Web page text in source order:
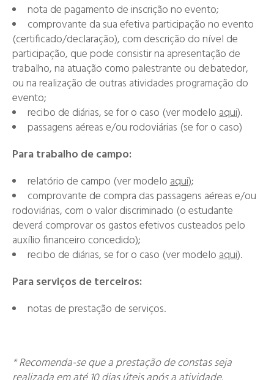
nota de pagamento de inscrição no evento;
comprovante da sua efetiva participação no evento
(certificado/declaração), com descrição do nível de
participação, que pode consistir na apresentação de
trabalho, na atuação como palestrante ou debatedor,
ou na realização de outras atividades programação do
evento;
recibo de diárias, se for o caso (ver modeloaqui).
passagens aéreas e/ou rodoviárias (se for o caso)
Para trabalho de campo:
relatório de campo (ver modeloaqui);
comprovante de compra das passagens aéreas e/ou
rodoviárias, com o valor discriminado (o estudante
deverá comprovar os gastos efetivos custeados pelo
auxílio financeiro concedido);
recibo de diárias, se for o caso (ver modeloaqui).
Para serviços de terceiros:
notas de prestação de serviços.
* Recomenda-se que a prestação de constas seja